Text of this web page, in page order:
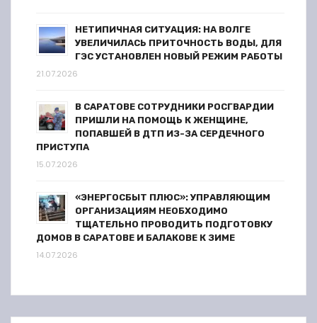
НЕТИПИЧНАЯ СИТУАЦИЯ: НА ВОЛГЕ
УВЕЛИЧИЛАСЬ ПРИТОЧНОСТЬ ВОДЫ, ДЛЯ
ГЭС УСТАНОВЛЕН НОВЫЙ РЕЖИМ РАБОТЫ
21.07.2026
В САРАТОВЕ СОТРУДНИКИ РОСГВАРДИИ
ПРИШЛИ НА ПОМОЩЬ К ЖЕНЩИНЕ,
ПОПАВШЕЙ В ДТП ИЗ-ЗА СЕРДЕЧНОГО
ПРИСТУПА
15.07.2026
«ЭНЕРГОСБЫТ ПЛЮС»: УПРАВЛЯЮЩИМ
ОРГАНИЗАЦИЯМ НЕОБХОДИМО
ТЩАТЕЛЬНО ПРОВОДИТЬ ПОДГОТОВКУ
ДОМОВ В САРАТОВЕ И БАЛАКОВЕ К ЗИМЕ
14.07.2026